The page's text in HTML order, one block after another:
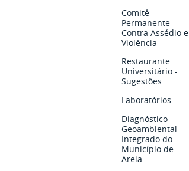
Comitê
Permanente
Contra Assédio e
Violência
Restaurante
Universitário -
Sugestões
Laboratórios
Diagnóstico
Geoambiental
Integrado do
Município de
Areia